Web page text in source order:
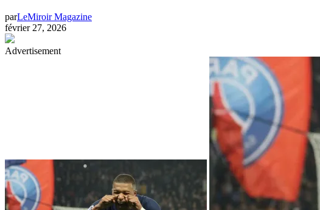
parLeMiroir Magazine
février 27, 2026
Advertisement